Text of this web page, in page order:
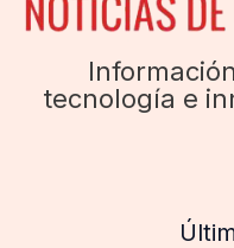
tecnología e